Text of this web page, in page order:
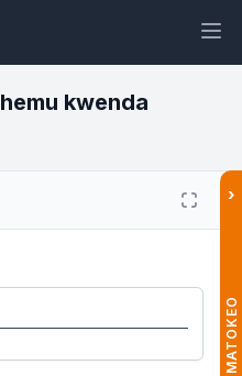
Wijeti
kwenda
›
MATOKEO